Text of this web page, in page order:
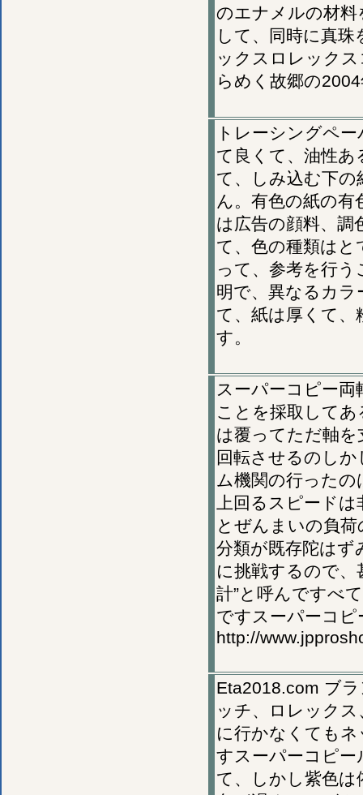
のエナメルの材料
して、同時に真
ックスロレック
らめく故郷の
トレーシングペ
て良くて、油性
て、しみ込む下
ん。有色の紙の
は広告の顔料、調
て、色の種類は
って、参考を行
明で、異なるカ
て、紙は厚くて、
す。
スーパーコピー
ことを採取して
は覆ってただ軸
回転させるのし
ム機関の行った
上回るスピード
とぜんまいの負
分類が既存陀はず
に挑戦するので、
計”と呼んですべ
ですスーパーコピ
http://
Eta2018.com ブ
ッチ、ロレック
に行かなくても
すスーパーコピー
て、しかし紫色